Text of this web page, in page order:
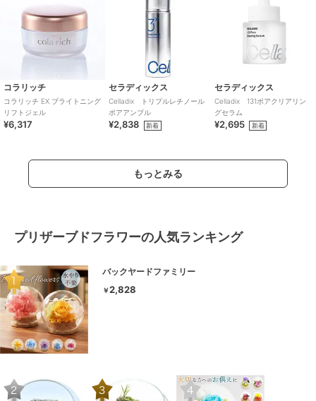
コラリッチ
コラリッチ EX ブライトニング
リフトジェル
¥6,317
セラディックス
Celladix トリプルレチノール
ポアアンプル
¥2,838 新着
セラディックス
Celladix 131ポアクリアリン
グセラム
¥2,695 新着
もっとみる
プリザーブドフラワーの人気ランキング
バックヤードファミリー
￥2,828